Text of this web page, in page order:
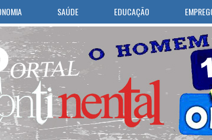
SAÚDE EDUCAÇÃO